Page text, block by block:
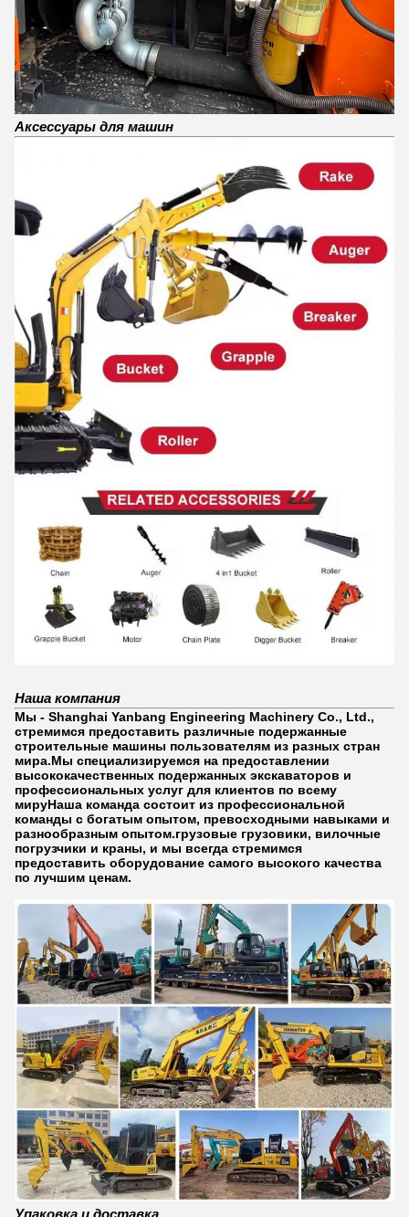
Аксессуары для машин
Наша компания
Мы - Shanghai Yanbang Engineering Machinery Co., Ltd.,
стремимся предоставить различные подержанные
строительные машины пользователям из разных стран
мира.Мы специализируемся на предоставлении
высококачественных подержанных экскаваторов и
профессиональных услуг для клиентов по всему
мируНаша команда состоит из профессиональной
команды с богатым опытом, превосходными навыками и
разнообразным опытом.грузовые грузовики, вилочные
погрузчики и краны, и мы всегда стремимся
предоставить оборудование самого высокого качества
по лучшим ценам.
Упаковка и доставка